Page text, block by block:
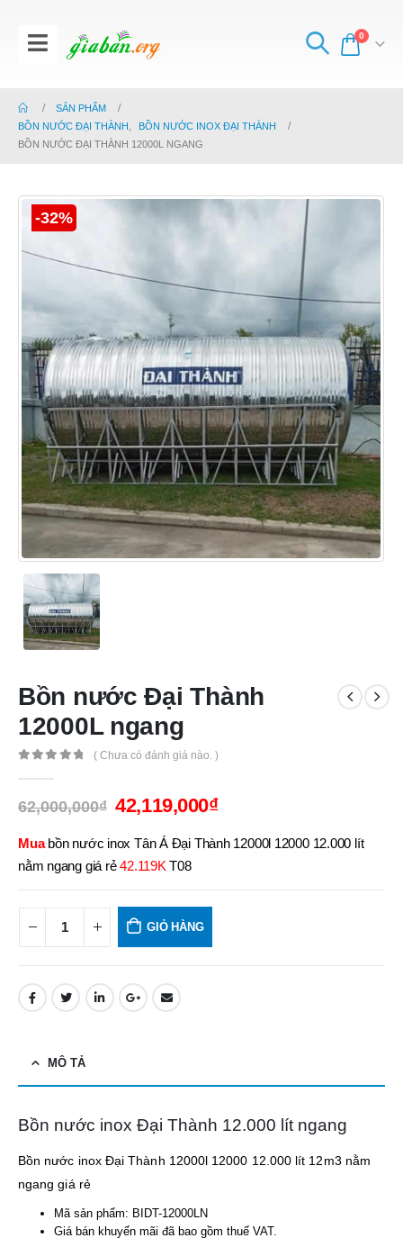
0
SẢN PHẨM
BỒN NƯỚC ĐẠI THÀNH
BỒN NƯỚC INOX ĐẠI THÀNH
BỒN NƯỚC ĐẠI THÀNH 12000L NGANG
-32%
Bồn nước Đại Thành
12000L ngang
( Chưa có đánh giá nào. )
62,000,000₫ 42,119,000₫
Muabồn nước inox Tân Á Đại Thành 12000l 12000 12.000 lít
nằm ngang giá rẻ42.119K T08
GIỎ HÀNG
MÔ TẢ
Bồn nước inox Đại Thành 12.000 lít ngang
Bồn nước inox Đại Thành 12000l 12000 12.000 lít 12m3 nằm
ngang giá rẻ
Mã sản phẩm: BIDT-12000LN
Giá bán khuyến mãi đã bao gồm thuế VAT.